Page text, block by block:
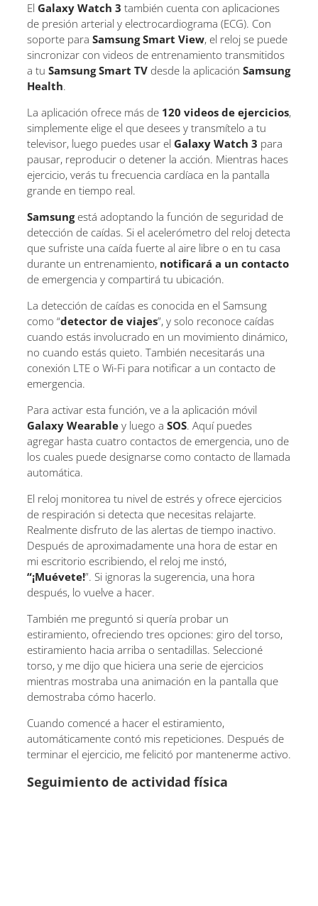
El Galaxy Watch 3 también cuenta con aplicaciones
de presión arterial y electrocardiograma (ECG). Con
soporte para Samsung Smart View, el reloj se puede
sincronizar con videos de entrenamiento transmitidos
a tu Samsung Smart TV desde la aplicación Samsung
Health.
La aplicación ofrece más de 120 videos de ejercicios,
simplemente elige el que desees y transmítelo a tu
televisor, luego puedes usar el Galaxy Watch 3 para
pausar, reproducir o detener la acción. Mientras haces
ejercicio, verás tu frecuencia cardíaca en la pantalla
grande en tiempo real.
Samsungestá adoptando la función de seguridad de
detección de caídas. Si el acelerómetro del reloj detecta
que sufriste una caída fuerte al aire libre o en tu casa
durante un entrenamiento, notificará a un contacto
de emergencia y compartirá tu ubicación.
La detección de caídas es conocida en el Samsung
como “detector de viajes”, y solo reconoce caídas
cuando estás involucrado en un movimiento dinámico,
no cuando estás quieto. También necesitarás una
conexión LTE o Wi-Fi para notificar a un contacto de
emergencia.
Para activar esta función, ve a la aplicación móvil
Galaxy Wearable y luego a SOS. Aquí puedes
agregar hasta cuatro contactos de emergencia, uno de
los cuales puede designarse como contacto de llamada
automática.
El reloj monitorea tu nivel de estrés y ofrece ejercicios
de respiración si detecta que necesitas relajarte.
Realmente disfruto de las alertas de tiempo inactivo.
Después de aproximadamente una hora de estar en
mi escritorio escribiendo, el reloj me instó,
“¡Muévete!”. Si ignoras la sugerencia, una hora
después, lo vuelve a hacer.
También me preguntó si quería probar un
estiramiento, ofreciendo tres opciones: giro del torso,
estiramiento hacia arriba o sentadillas. Seleccioné
torso, y me dijo que hiciera una serie de ejercicios
mientras mostraba una animación en la pantalla que
demostraba cómo hacerlo.
Cuando comencé a hacer el estiramiento,
automáticamente contó mis repeticiones. Después de
terminar el ejercicio, me felicitó por mantenerme activo.
Seguimiento de actividad física